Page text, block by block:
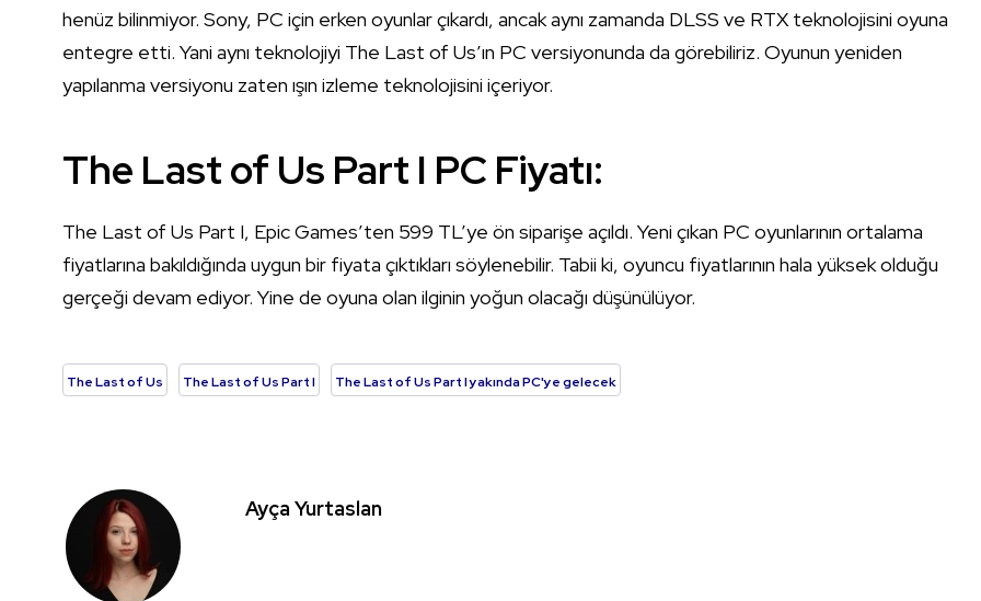
henüz bilinmiyor. Sony, PC için erken oyunlar çıkardı, ancak aynı zamanda DLSS ve RTX teknolojisini oyuna
entegre etti. Yani aynı teknolojiyi The Last of Us’ın PC versiyonunda da görebiliriz. Oyunun yeniden
yapılanma versiyonu zaten ışın izleme teknolojisini içeriyor.
The Last of Us Part I PC Fiyatı:
The Last of Us Part I, Epic Games’ten 599 TL’ye ön siparişe açıldı. Yeni çıkan PC oyunlarının ortalama
fiyatlarına bakıldığında uygun bir fiyata çıktıkları söylenebilir. Tabii ki, oyuncu fiyatlarının hala yüksek olduğu
gerçeği devam ediyor. Yine de oyuna olan ilginin yoğun olacağı düşünülüyor.
The Last of Us The Last of Us Part I The Last of Us Part I yakında PC'ye gelecek
Ayça Yurtaslan